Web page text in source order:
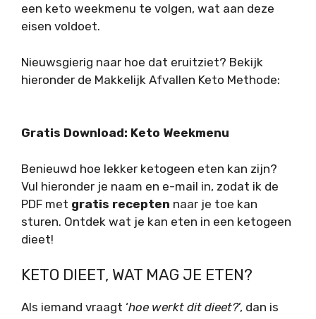
een keto weekmenu te volgen, wat aan deze
eisen voldoet.
Nieuwsgierig naar hoe dat eruitziet? Bekijk
hieronder de Makkelijk Afvallen Keto Methode:
Gratis Download: Keto Weekmenu
Benieuwd hoe lekker ketogeen eten kan zijn?
Vul hieronder je naam en e-mail in, zodat ik de
PDF met gratis recepten naar je toe kan
sturen. Ontdek wat je kan eten in een ketogeen
dieet!
KETO DIEET, WAT MAG JE ETEN?
Als iemand vraagt ‘hoe werkt dit dieet?’, dan is